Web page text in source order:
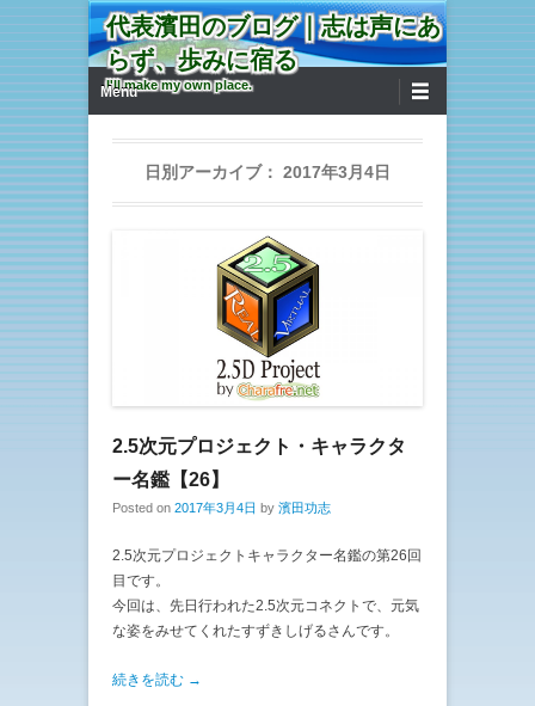
代表濱田のブログ｜志は声にあ
らず、歩みに宿る
I'll make my own place.
第1メニュー
コンテンツへ移動
Menu
日別アーカイブ： 2017年3月4日
2.5次元プロジェクト・キャラクタ
ー名鑑【26】
Posted on 2017年3月4日 by 濱田功志
2.5次元プロジェクトキャラクター名鑑の第26回
目です。
今回は、先日行われた2.5次元コネクトで、元気
な姿をみせてくれたすずきしげるさんです。
続きを読む →